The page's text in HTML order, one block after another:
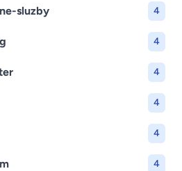
sluzby 4
4
4
4
4
4